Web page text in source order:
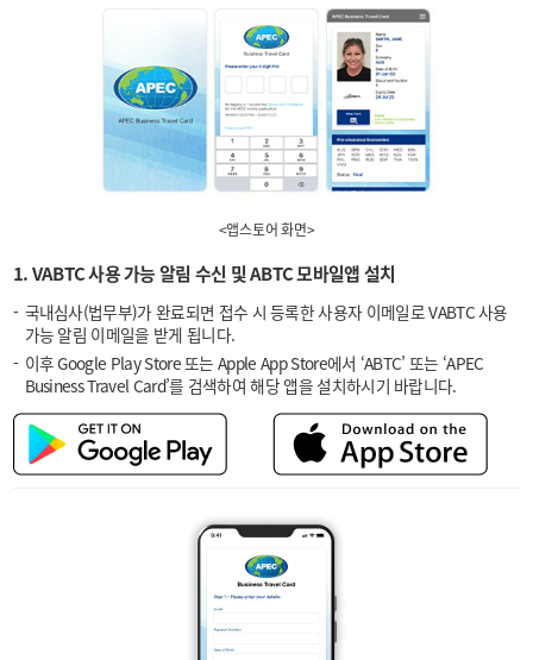
<앱스토어 화면>
1. VABTC 사용 가능 알림 수신 및 ABTC 모바일앱 설치
국내심사(법무부)가 완료되면 접수 시 등록한 사용자 이메일로 VABTC 사용
가능 알림 이메일을 받게 됩니다.
이후 Google Play Store 또는 Apple App Store에서 ‘ABTC’ 또는 ‘APEC
Business Travel Card’를 검색하여 해당 앱을 설치하시기 바랍니다.